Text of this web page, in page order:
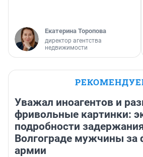
Екатерина Торопова
директор агентства
недвижимости
Уважал иноагентов и
фривольные картинки:
подробности
Волгограде мужчины за
армии